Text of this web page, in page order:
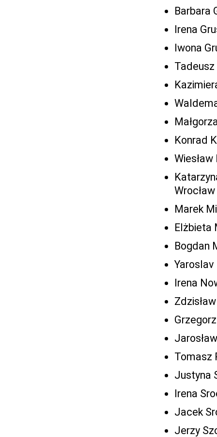
Barbara
Irena
Iwona
Tadeusz
Konrad
Wrocław
Marek
Elżbieta
Bogdan
Yaroslav
Irena
Tomasz
Justyna
Irena
Jacek
Jerzy